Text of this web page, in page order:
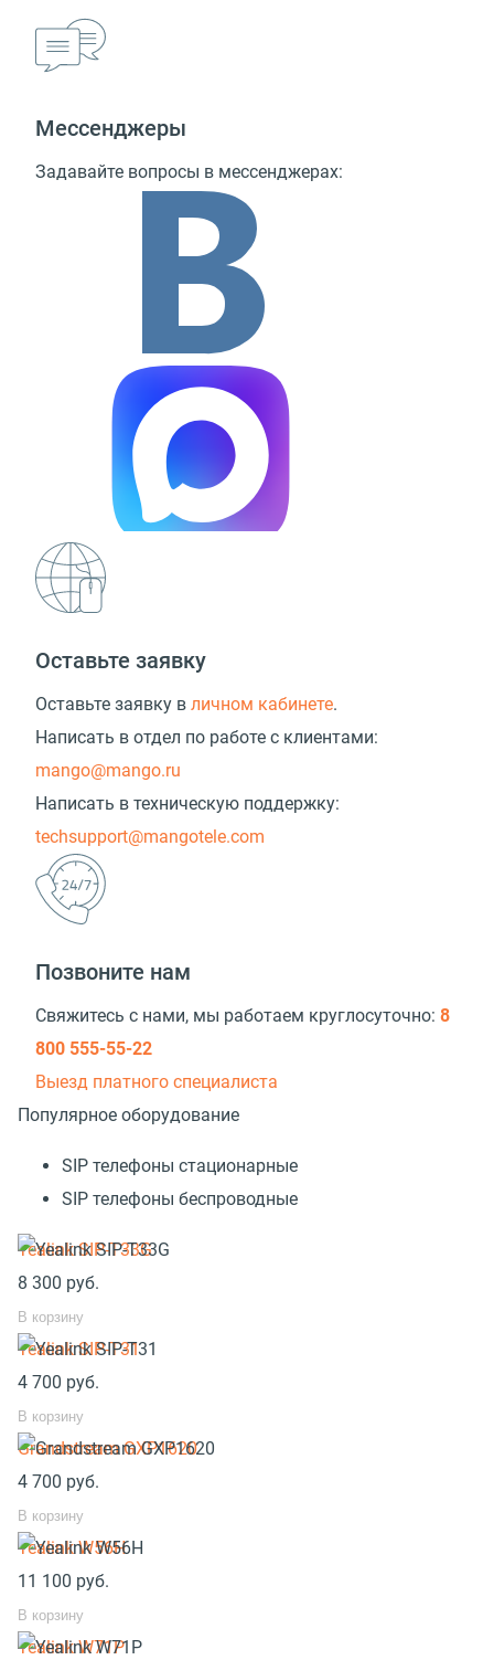
Мессенджеры
Задавайте вопросы в мессенджерах:
Оставьте заявку
Оставьте заявку в личном кабинете.
Написать в отдел по работе с клиентами:
mango@mango.ru
Написать в техническую поддержку:
techsupport@mangotele.com
Позвоните нам
Свяжитесь с нами, мы работаем круглосуточно: 8
800 555-55-22
Выезд платного специалиста
Популярное оборудование
SIP телефоны стационарные
SIP телефоны беспроводные
Yealink SIP-T33G
8 300 руб.
В корзину
Yealink SIP-T31
4 700 руб.
В корзину
Grandstream GXP1620
4 700 руб.
В корзину
Yealink W56H
11 100 руб.
В корзину
Yealink W71P